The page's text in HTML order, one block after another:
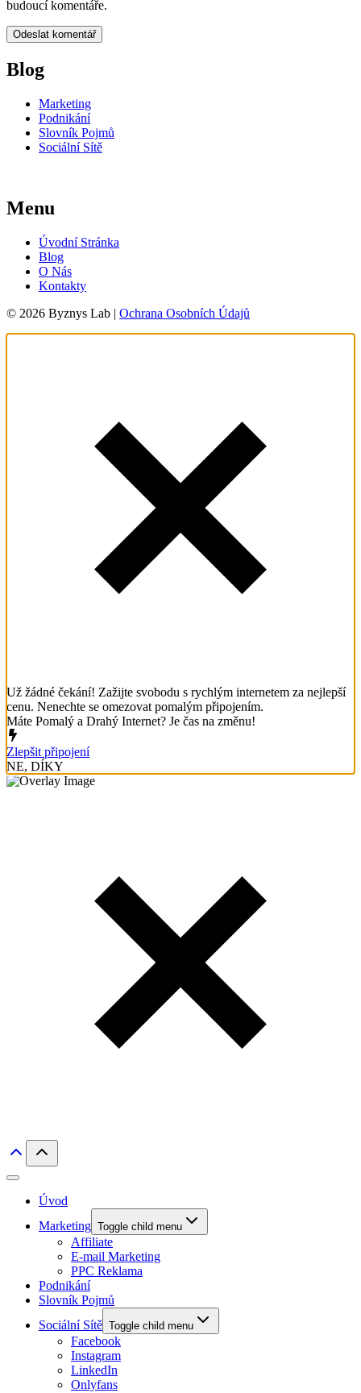
budoucí komentáře.
Blog
Marketing
Podnikání
Slovník Pojmů
Sociální Sítě
Menu
Úvodní Stránka
Blog
O Nás
Kontakty
© 2026 Byznys Lab | Ochrana Osobních Údajů
Už žádné čekání! Zažijte svobodu s rychlým internetem za nejlepší
cenu. Nenechte se omezovat pomalým připojením.
Máte Pomalý a Drahý Internet? Je čas na změnu!
Zlepšit připojení
NE, DÍKY
Úvod
Marketing Toggle child menu
Affiliate
E-mail Marketing
PPC Reklama
Podnikání
Slovník Pojmů
Sociální Sítě Toggle child menu
Facebook
Instagram
LinkedIn
Onlyfans